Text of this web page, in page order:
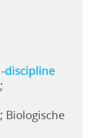
discipline